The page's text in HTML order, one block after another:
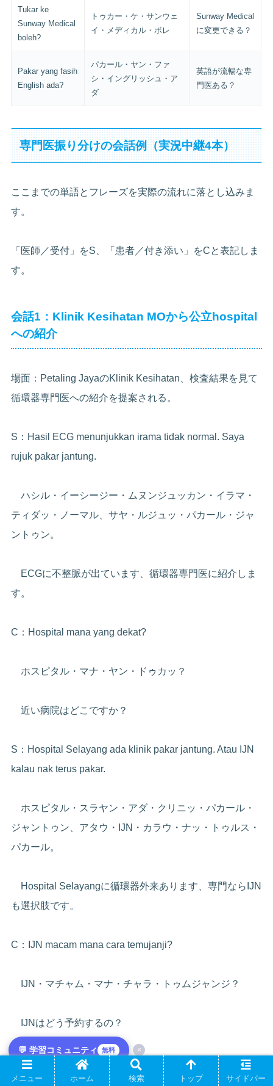
Tukar ke
Sunway Medical
boleh?
トゥカー・ケ・サンウェ
イ・メディカル・ボレ
Sunway Medical
に変更できる？
Pakar yang fasih
English ada?
パカール・ヤン・ファ
シ・イングリッシュ・ア
ダ
英語が流暢な専
門医ある？
専門医振り分けの会話例（実況中継4本）
ここまでの単語とフレーズを実際の流れに落とし込みま
す。
「医師／受付」をS、「患者／付き添い」をCと表記しま
す。
会話1：Klinik Kesihatan MOから公立hospital
への紹介
場面：Petaling JayaのKlinik Kesihatan、検査結果を見て
循環器専門医への紹介を提案される。
S：Hasil ECG menunjukkan irama tidak normal. Saya
rujuk pakar jantung.
ハシル・イーシージー・ムヌンジュッカン・イラマ・
ティダッ・ノーマル、サヤ・ルジュッ・パカール・ジャ
ントゥン。
ECGに不整脈が出ています、循環器専門医に紹介しま
す。
C：Hospital mana yang dekat?
ホスピタル・マナ・ヤン・ドゥカッ？
近い病院はどこですか？
S：Hospital Selayang ada klinik pakar jantung. Atau IJN
kalau nak terus pakar.
ホスピタル・スラヤン・アダ・クリニッ・パカール・
ジャントゥン、アタウ・IJN・カラウ・ナッ・トゥルス・
パカール。
Hospital Selayangに循環器外来あります、専門ならIJN
も選択肢です。
C：IJN macam mana cara temujanji?
IJN・マチャム・マナ・チャラ・トゥムジャンジ？
IJNはどう予約するの？
S：Saya bagi surat rujukan, bawa ke IJN. Telefon talian
utama, mereka jadual.
💬 学習コミュニティ 無料 ×
メニュー ホーム 検索 トップ サイドバー